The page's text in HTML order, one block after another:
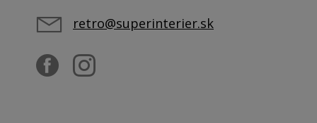
retro@superinterier.sk